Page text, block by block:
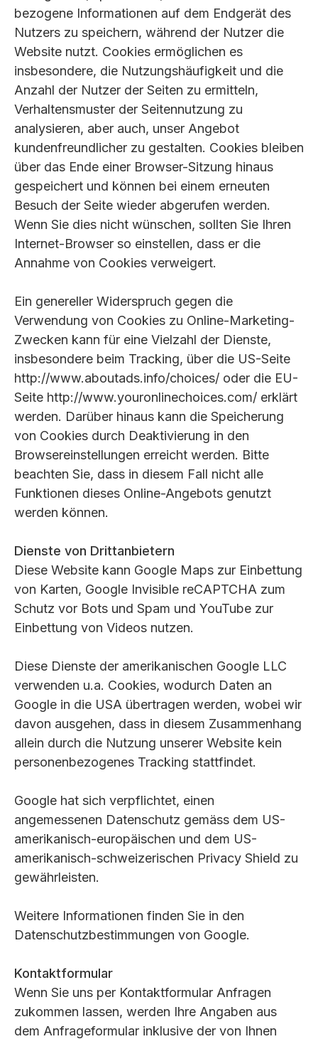
bezogene Informationen auf dem Endgerät des
Nutzers zu speichern, während der Nutzer die
Website nutzt. Cookies ermöglichen es
insbesondere, die Nutzungshäufigkeit und die
Anzahl der Nutzer der Seiten zu ermitteln,
Verhaltensmuster der Seitennutzung zu
analysieren, aber auch, unser Angebot
kundenfreundlicher zu gestalten. Cookies bleiben
über das Ende einer Browser-Sitzung hinaus
gespeichert und können bei einem erneuten
Besuch der Seite wieder abgerufen werden.
Wenn Sie dies nicht wünschen, sollten Sie Ihren
Internet-Browser so einstellen, dass er die
Annahme von Cookies verweigert.
Ein genereller Widerspruch gegen die
Verwendung von Cookies zu Online-Marketing-
Zwecken kann für eine Vielzahl der Dienste,
insbesondere beim Tracking, über die US-Seite
http://www.aboutads.info/choices/ oder die EU-
Seite http://www.youronlinechoices.com/ erklärt
werden. Darüber hinaus kann die Speicherung
von Cookies durch Deaktivierung in den
Browsereinstellungen erreicht werden. Bitte
beachten Sie, dass in diesem Fall nicht alle
Funktionen dieses Online-Angebots genutzt
werden können.
Dienste von Drittanbietern
Diese Website kann Google Maps zur Einbettung
von Karten, Google Invisible reCAPTCHA zum
Schutz vor Bots und Spam und YouTube zur
Einbettung von Videos nutzen.
Diese Dienste der amerikanischen Google LLC
verwenden u.a. Cookies, wodurch Daten an
Google in die USA übertragen werden, wobei wir
davon ausgehen, dass in diesem Zusammenhang
allein durch die Nutzung unserer Website kein
personenbezogenes Tracking stattfindet.
Google hat sich verpflichtet, einen
angemessenen Datenschutz gemäss dem US-
amerikanisch-europäischen und dem US-
amerikanisch-schweizerischen Privacy Shield zu
gewährleisten.
Weitere Informationen finden Sie in den
Datenschutzbestimmungen von Google.
Kontaktformular
Wenn Sie uns per Kontaktformular Anfragen
zukommen lassen, werden Ihre Angaben aus
dem Anfrageformular inklusive der von Ihnen